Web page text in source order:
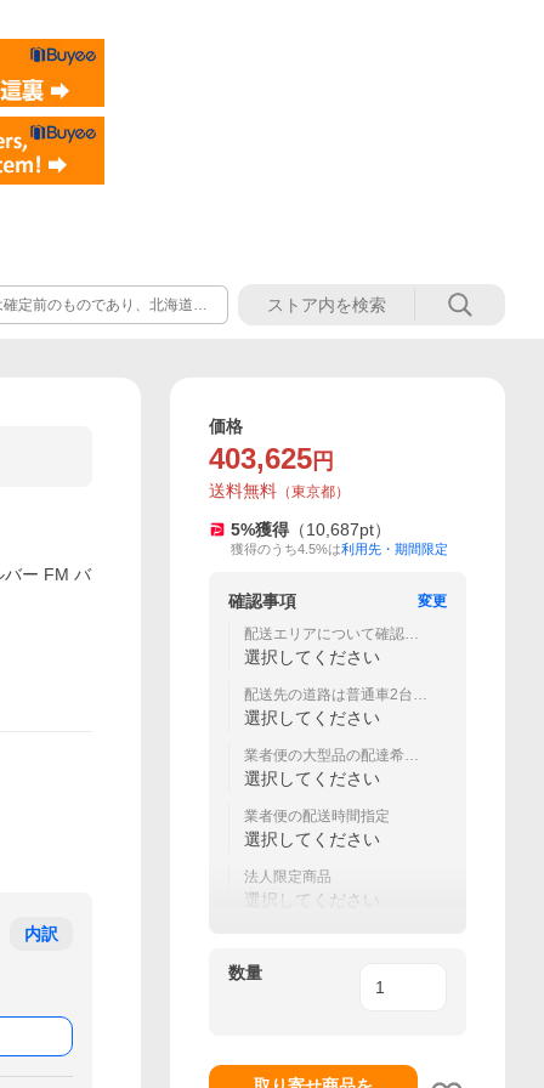
定前のものであり、北海道・
ご購入の場合、ご注文後にメ
バー FM バ
内訳
価格
403,625 円
送料無料 （東京都）
5%獲得 （10,687pt）
獲得のうち4.5%は利用先・期間限定
確認事項
変更
配送エリアについて確認し
ましたか？
選択してください
配送先の道路は普通車2台が
余裕を持ってすれ違えます
か？
選択してください
業者便の大型品の配達希望
日(土・日・祝祭日等以外)
選択してください
業者便の配送時間指定
選択してください
法人限定商品
選択してください
数量